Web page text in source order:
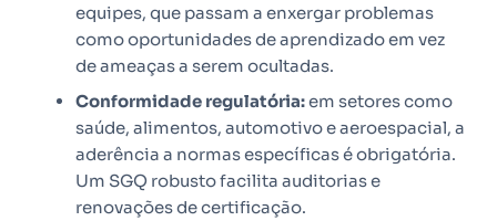
equipes, que passam a enxergar problemas
como oportunidades de aprendizado em vez
de ameaças a serem ocultadas.
Conformidade regulatória:em setores como
saúde, alimentos, automotivo e aeroespacial, a
aderência a normas específicas é obrigatória.
Um SGQ robusto facilita auditorias e
renovações de certificação.